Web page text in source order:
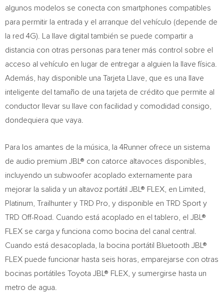
algunos modelos se conecta con smartphones compatibles
para permitir la entrada y el arranque del vehículo (depende de
la red 4G). La llave digital también se puede compartir a
distancia con otras personas para tener más control sobre el
acceso al vehículo en lugar de entregar a alguien la llave física.
Además, hay disponible una Tarjeta Llave, que es una llave
inteligente del tamaño de una tarjeta de crédito que permite al
conductor llevar su llave con facilidad y comodidad consigo,
dondequiera que vaya.
Para los amantes de la música, la 4Runner ofrece un sistema
de audio premium JBL® con catorce altavoces disponibles,
incluyendo un subwoofer acoplado externamente para
mejorar la salida y un altavoz portátil JBL® FLEX, en Limited,
Platinum, Trailhunter y TRD Pro, y disponible en TRD Sport y
TRD Off-Road. Cuando está acoplado en el tablero, el JBL®
FLEX se carga y funciona como bocina del canal central.
Cuando está desacoplada, la bocina portátil Bluetooth JBL®
FLEX puede funcionar hasta seis horas, emparejarse con otras
bocinas portátiles Toyota JBL® FLEX, y sumergirse hasta un
metro de agua.